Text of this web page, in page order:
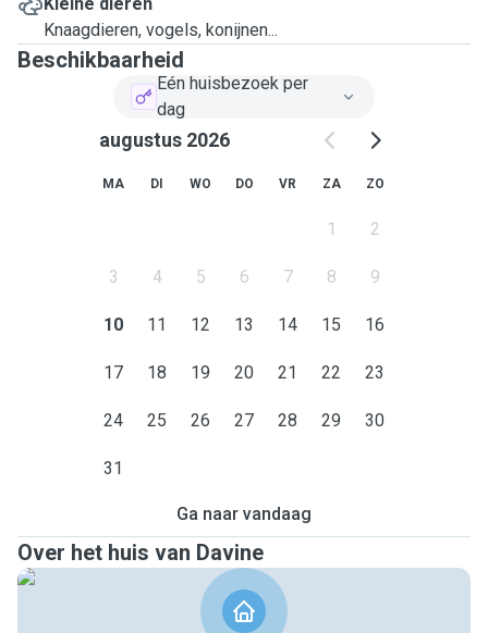
Knaagdieren, vogels, konijnen...
Beschikbaarheid
Eén huisbezoek per
dag
augustus 2026
MA DI WO DO VR ZA ZO
1 2
3 4 5 6 7 8 9
10 11 12 13 14 15 16
17 18 19 20 21 22 23
24 25 26 27 28 29 30
31
Ga naar vandaag
Over het huis van Davine